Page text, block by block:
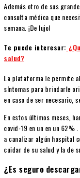
Además otro de sus
consulta médica que
semana. ¡De lujo!
Te puede interesar:
salud?
La plataforma le permite
síntomas para brindarle
en caso de ser necesario,
En estos últimos meses,
covid-19 en un en un 62%
a canalizar algún hospital
cuidar de su salud y la de
¿Es seguro